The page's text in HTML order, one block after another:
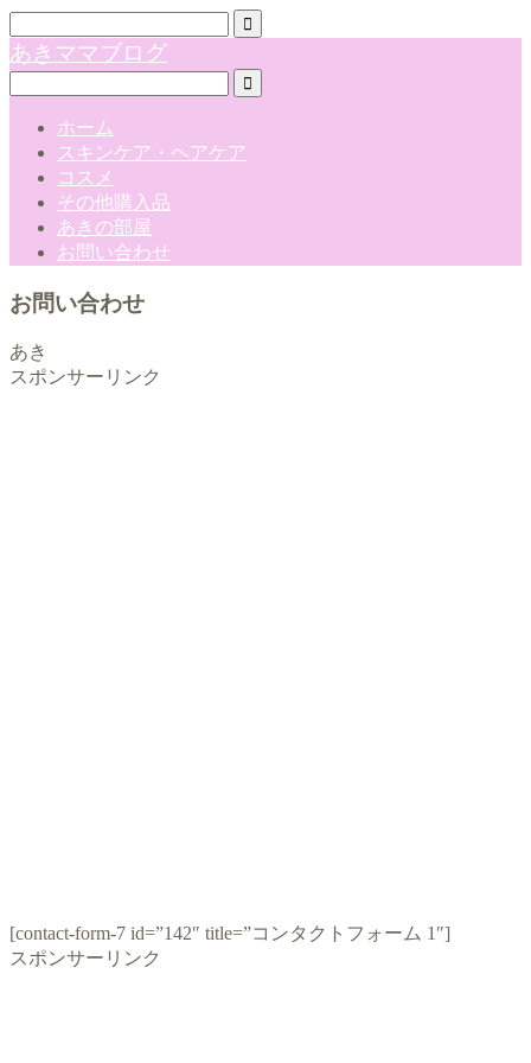
あきママブログ
ホーム
スキンケア・ヘアケア
コスメ
その他購入品
あきの部屋
お問い合わせ
お問い合わせ
あき
スポンサーリンク
[contact-form-7 id=”142″ title=”コンタクトフォーム 1″]
スポンサーリンク